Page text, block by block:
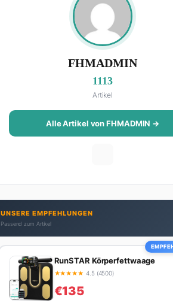
FHMADMIN
1113
Artikel
Alle Artikel von FHMADMIN →
UNSERE EMPFEHLUNGEN
Passend zum Artikel
RunSTAR Körperfettwaage
★★★★★ 4.5 (4500)
€135